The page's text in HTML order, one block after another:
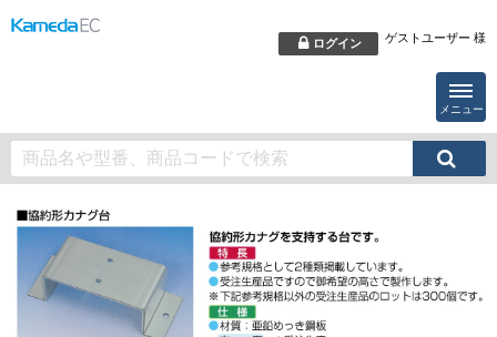
ログイン ゲストユーザー 様
メニュー